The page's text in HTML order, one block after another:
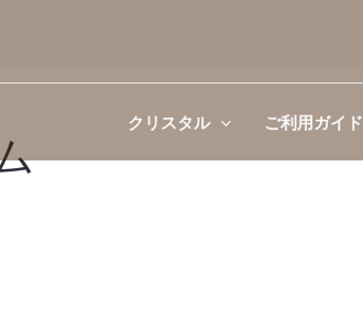
クリスタル ご利用ガイド